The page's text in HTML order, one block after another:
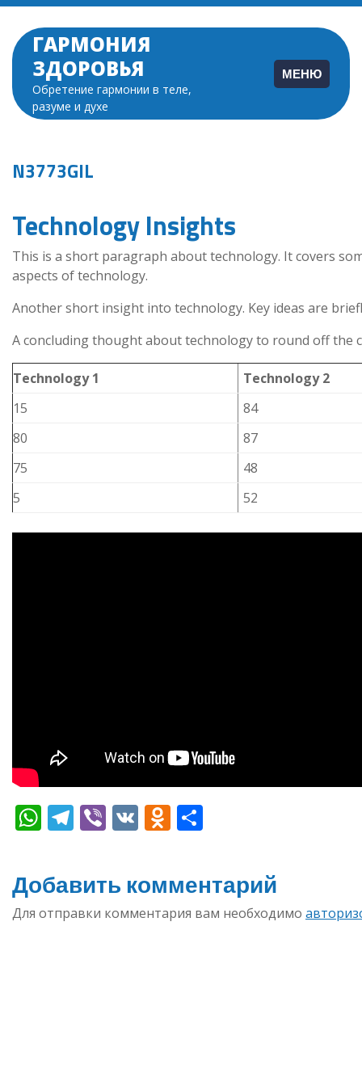
Перейти
содержимому
ГАРМОНИЯ
ЗДОРОВЬЯ
Обретение гармонии в теле,
разуме и духе
МЕНЮ
N3773GIL
Technology Insights
This is a short paragraph about technology. It covers
aspects of technology.
Another short insight into technology. Key ideas are
A concluding thought about technology to round off the
Technology 1
Technology 2
15
84
80
87
75
48
5
52
WhatsApp
Telegram
Viber
VK Odnoklassniki
Добавить комментарий
Для отправки комментария вам необходимо